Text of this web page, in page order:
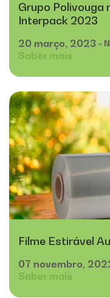
Grupo Polivouga
Interpack 2023
20 março, 2023 -
Saber mais
Filme Estirável
07 novembro,
Saber mais